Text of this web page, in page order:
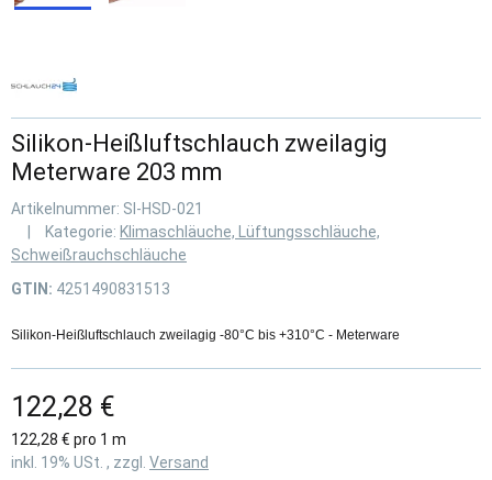
Silikon-Heißluftschlauch zweilagig
Meterware 203 mm
Artikelnummer: SI-HSD-021
Kategorie: Klimaschläuche, Lüftungsschläuche,
Schweißrauchschläuche
GTIN: 4251490831513
Silikon-Heißluftschlauch zweilagig -80°C bis +310°C - Meterware
122,28 €
122,28 € pro 1 m
inkl. 19% USt. , zzgl. Versand